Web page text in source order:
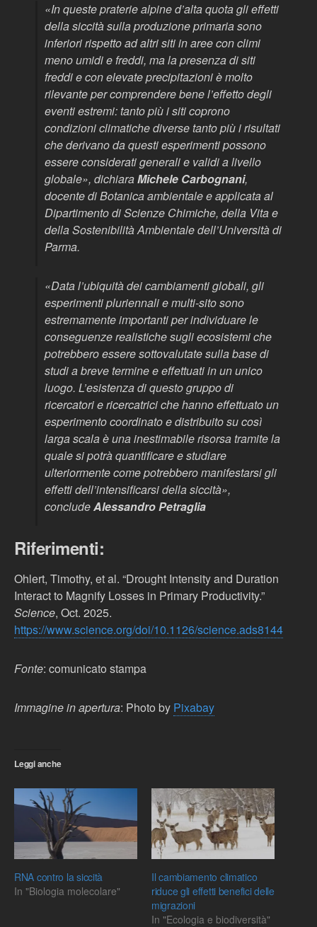
«In queste praterie alpine d’alta quota gli effetti
della siccità sulla produzione primaria sono
inferiori rispetto ad altri siti in aree con climi
meno umidi e freddi, ma la presenza di siti
freddi e con elevate precipitazioni è molto
rilevante per comprendere bene l’effetto degli
eventi estremi: tanto più i siti coprono
condizioni climatiche diverse tanto più i risultati
che derivano da questi esperimenti possono
essere considerati generali e validi a livello
globale», dichiaraMichele Carbognani,
docente di Botanica ambientale e applicata al
Dipartimento di Scienze Chimiche, della Vita e
della Sostenibilità Ambientale dell’Università di
Parma.
«Data l’ubiquità dei cambiamenti globali, gli
esperimenti pluriennali e multi-sito sono
estremamente importanti per individuare le
conseguenze realistiche sugli ecosistemi che
potrebbero essere sottovalutate sulla base di
studi a breve termine e effettuati in un unico
luogo. L’esistenza di questo gruppo di
ricercatori e ricercatrici che hanno effettuato un
esperimento coordinato e distribuito su così
larga scala è una inestimabile risorsa tramite la
quale si potrà quantificare e studiare
ulteriormente come potrebbero manifestarsi gli
effetti dell’intensificarsi della siccità»,
concludeAlessandro Petraglia
Riferimenti:
Ohlert, Timothy, et al. “Drought Intensity and Duration
Interact to Magnify Losses in Primary Productivity.”
Science, Oct. 2025.
https://www.science.org/doi/10.1126/science.ads8144
Fonte: comunicato stampa
Immagine in apertura: Photo by Pixabay
Leggi anche
RNA contro la siccità
In "Biologia molecolare"
Il cambiamento climatico
riduce gli effetti benefici delle
migrazioni
In "Ecologia e biodiversità"